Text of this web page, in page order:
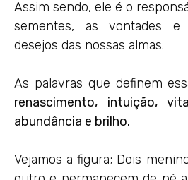
Assim sendo, ele é o
sementes, as vontades
desejos das nossas almas.
As palavras que definem
renascimento, intuição,
abundância e brilho.
Vejamos a figura; Dois